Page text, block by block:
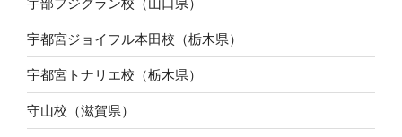
宇都宮ジョイフル本田校（栃木県）
宇都宮トナリエ校（栃木県）
守山校（滋賀県）